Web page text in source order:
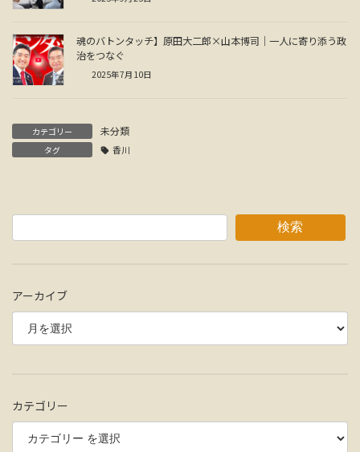
魂のバトンタッチ】原田大二郎×山本博司｜一人に寄り添う政
治をつなぐ
2025年7月10日
カテゴリー 未分類
タグ 香川
検索
アーカイブ
カテゴリー